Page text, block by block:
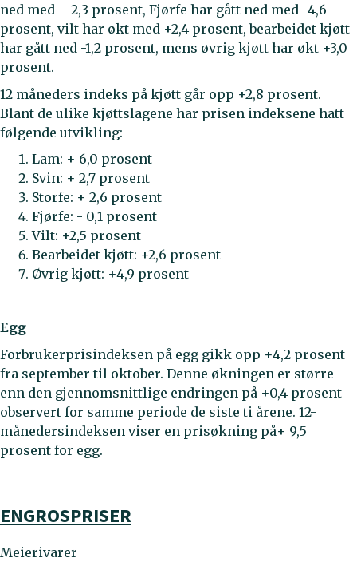
ned med – 2,3 prosent, Fjørfe har gått ned med -4,6
prosent, vilt har økt med +2,4 prosent, bearbeidet kjøtt
har gått ned -1,2 prosent, mens øvrig kjøtt har økt +3,0
prosent.
12 måneders indeks på kjøtt går opp +2,8 prosent.
Blant de ulike kjøttslagene har prisen indeksene hatt
følgende utvikling:
Lam: + 6,0 prosent
Svin: + 2,7 prosent
Storfe: + 2,6 prosent
Fjørfe: - 0,1 prosent
Vilt: +2,5 prosent
Bearbeidet kjøtt: +2,6 prosent
Øvrig kjøtt: +4,9 prosent
Egg
Forbrukerprisindeksen på egg gikk opp +4,2 prosent
fra september til oktober. Denne økningen er større
enn den gjennomsnittlige endringen på +0,4 prosent
observert for samme periode de siste ti årene. 12-
månedersindeksen viser en prisøkning på+ 9,5
prosent for egg.
ENGROSPRISER
Meierivarer